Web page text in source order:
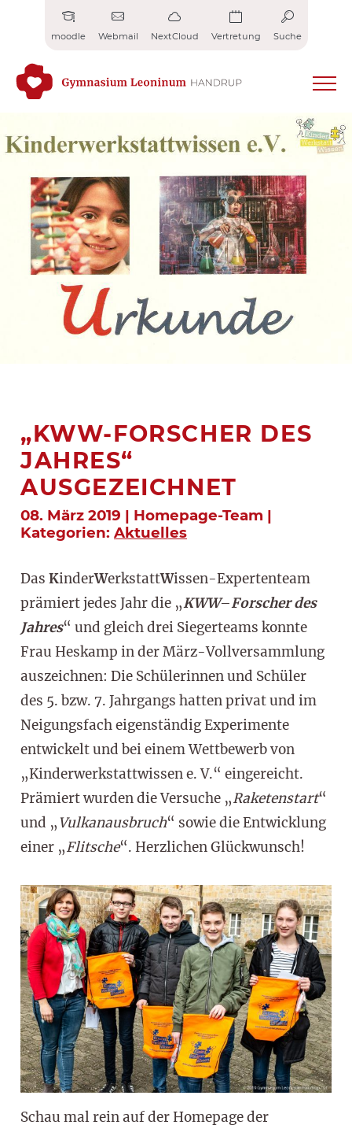
moodle Webmail NextCloud Vertretung Suche
„KWW-FORSCHER DES
JAHRES“
AUSGEZEICHNET
08. März 2019 | Homepage-Team |
Kategorien: Aktuelles
Das KinderWerkstattWissen-Expertenteam
prämiert jedes Jahr die „KWW–Forscher des
Jahres“ und gleich drei Siegerteams konnte
Frau Heskamp in der März-Vollversammlung
auszeichnen: Die Schülerinnen und Schüler
des 5. bzw. 7. Jahrgangs hatten privat und im
Neigungsfach eigenständig Experimente
entwickelt und bei einem Wettbewerb von
„Kinderwerkstattwissen e. V.“ eingereicht.
Prämiert wurden die Versuche „Raketenstart“
und „ Vulkanausbruch“ sowie die Entwicklung
einer „Flitsche“. Herzlichen Glückwunsch!
Schau mal rein auf der Homepage der